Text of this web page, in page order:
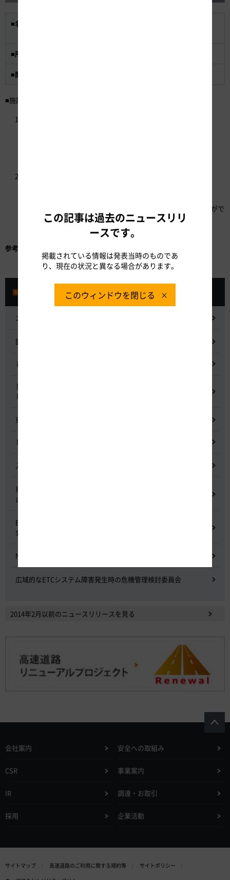
■名称
■所在地
■開設日
■施設
2）3D映像による本線横断時などの車両速度感覚の疑似体験がで
きる施設
3）模擬足場などで実際に危険を体験し危険予知を学ぶ施設
参考資料：
ニュースリリース
記者会見
都市間高速道路料金割引検討会
鋼少数主桁橋の床版下面吹付コンクリートはく離・落下事象調査
検討委員会
東名高速道路宇利トンネル照明灯具落下事象調査検討会
NEXCO中日本グループの経営上の課題と取組み
入札に係る不正行為に関する調査及び再発防止のための委員会
東名高速道路 中吉田高架橋 塗装塗替え工事による火災事故再発防
止委員会
E20 中央道を跨ぐ橋梁の耐震補強工事施工不良に関する調査委員
会
NEXCO中日本における降雪時の対応に関する検討会
広域的なETCシステム障害発生時の危機管理検討委員会
2014年2月以前のニュースリリースを見る
会社案内 安全への取組み
CSR 事業案内
IR 調達・お取引
採用 企業活動
サイトマップ 高速道路のご利用に関する規約等
サイトポリシー
この記事は過去のニュースリリ
ースです。
掲載されている情報は発表当時のものであ
り、現在の状況と異なる場合があります。
このウィンドウを閉じる